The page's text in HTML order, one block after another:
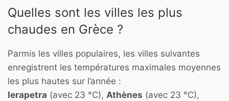
Quelles sont les villes les plus
chaudes en Grèce ?
Parmis les villes populaires, les villes suivantes
enregistrent les températures maximales moyennes
les plus hautes sur l’année :
Ierapetra (avec 23 °C), Athènes (avec 23 °C),